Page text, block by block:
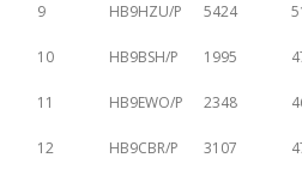
9 HB9HZU/P 5424
10 HB9BSH/P 1995
11 HB9EWO/P 2348
12 HB9CBR/P 3107